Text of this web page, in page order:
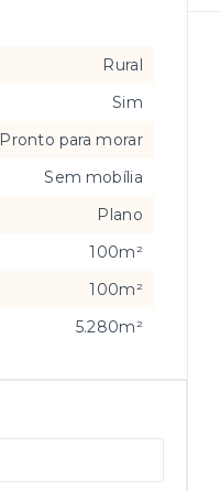
Rural
Sim
Pronto para morar
Sem mobília
Plano
100m²
100m²
5.280m²